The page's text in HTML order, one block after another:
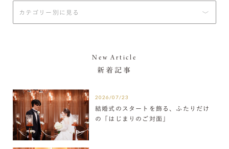
New Article
新着記事
2026/07/23
結婚式のスタートを飾る、ふたりだけ
の「はじまりのご対面」